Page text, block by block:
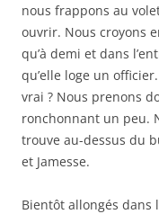
nous frappons au
ouvrir. Nous croyons
qu’à demi et dans
qu’elle loge un
vrai ? Nous prenons
ronchonnant un peu.
trouve au-dessus du
et Jamesse.
Bientôt allongés dans